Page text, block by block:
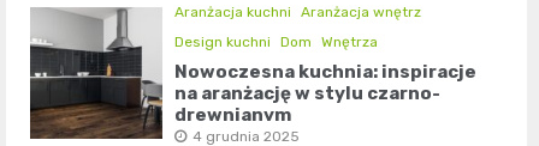
Aranżacja kuchni
Aranżacja wnętrz
Design kuchni
Dom Wnętrza
Nowoczesna kuchnia: inspiracje
na aranżację w stylu czarno-
drewnianym
4 grudnia 2025